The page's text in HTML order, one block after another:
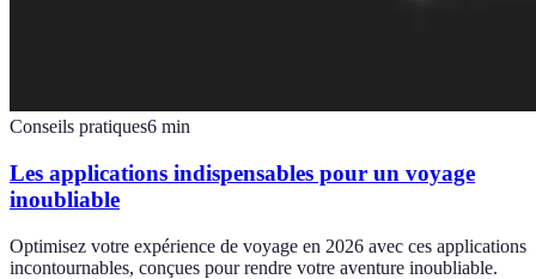
Conseils pratiques6 min
Les applications indispensables pour un voyage
inoubliable
Optimisez votre expérience de voyage en 2026 avec ces applications
incontournables, conçues pour rendre votre aventure inoubliable.